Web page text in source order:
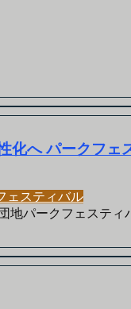
化へ パークフェ
ェスティバル
パークフェステ